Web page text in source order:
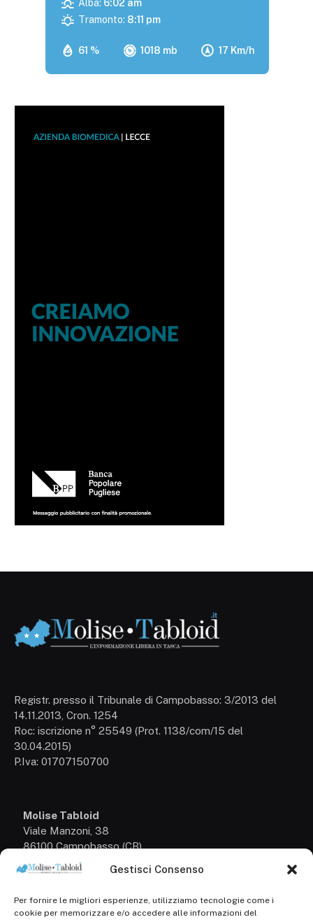
Gestisci Consenso
Per fornire le migliori esperienze, utilizziamo tecnologie come i
cookie per memorizzare e/o accedere alle informazioni del
61 % 1018 mb 17 Km/h
Alba: 6:02 am
Tramonto: 8:11 pm
Registr. presso il Tribunale di Campobasso: 3/2013 del
14.11.2013, Cron. 1254
Roc: iscrizione n° 25549 (Prot. 1138/com/15 del
30.04.2015)
P.Iva: 01707150700
Molise Tabloid
Viale Manzoni, 38
86100 Campobasso (CB)
+39 3333169466
Scrivici a: